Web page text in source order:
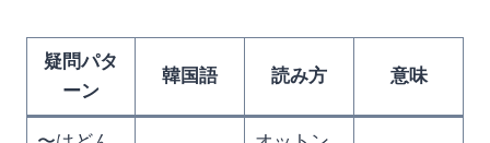
疑問パタ
ーン
韓国語 読み方 意味